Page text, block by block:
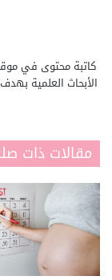
كاتبة محتوى في
الأبحاث العلمية
مقالات ذات